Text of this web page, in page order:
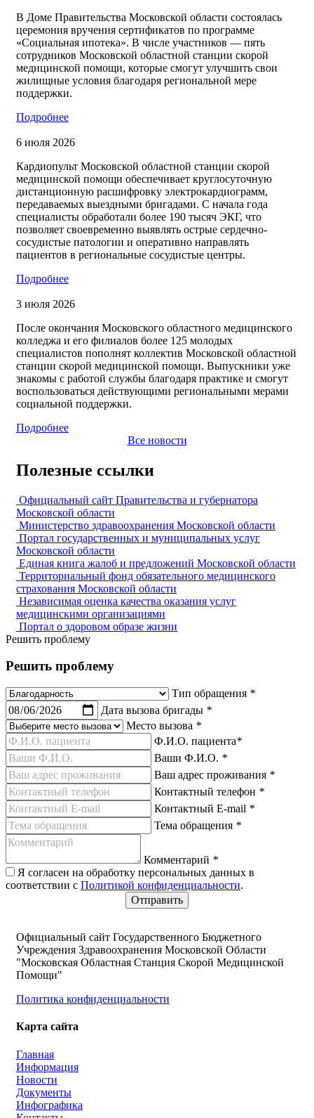
В Доме Правительства Московской области состоялась
церемония вручения сертификатов по программе
«Социальная ипотека». В числе участников — пять
сотрудников Московской областной станции скорой
медицинской помощи, которые смогут улучшить свои
жилищные условия благодаря региональной мере
поддержки.
Подробнее
6 июля 2026
Кардиопульт Московской областной станции скорой
медицинской помощи обеспечивает круглосуточную
дистанционную расшифровку электрокардиограмм,
передаваемых выездными бригадами. С начала года
специалисты обработали более 190 тысяч ЭКГ, что
позволяет своевременно выявлять острые сердечно-
сосудистые патологии и оперативно направлять
пациентов в региональные сосудистые центры.
Подробнее
3 июля 2026
После окончания Московского областного медицинского
колледжа и его филиалов более 125 молодых
специалистов пополнят коллектив Московской областной
станции скорой медицинской помощи. Выпускники уже
знакомы с работой службы благодаря практике и смогут
воспользоваться действующими региональными мерами
социальной поддержки.
Подробнее
Все новости
Полезные ссылки
Официальный сайт Правительства и губернатора
Московской области
Министерство здравоохранения Московской области
Портал государственных и муниципальных услуг
Московской области
Единая книга жалоб и предложений Московской области
Территориальный фонд обязательного медицинского
страхования Московской области
Независимая оценка качества оказания услуг
медицинскими организациями
Портал о здоровом образе жизни
Решить проблему
Решить проблему
Тип обращения *
Дата вызова бригады *
Место вызова *
Ф.И.О. пациента*
Ваши Ф.И.О. *
Ваш адрес проживания *
Контактный телефон *
Контактный E-mail *
Тема обращения *
Комментарий *
Я согласен на обработку персональных данных в
соответствии с Политикой конфиденциальности.
Официальный сайт Государственного Бюджетного
Учреждения Здравоохранения Московской Области
"Московская Областная Станция Скорой Медицинской
Помощи"
Политика конфиденциальности
Карта сайта
Главная
Информация
Новости
Документы
Инфографика